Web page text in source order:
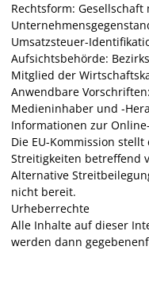
Rechtsform:
Umsatzsteuer-
Aufsichtsbehörde:
Mitglied der
Anwendbare
Medieninhaber und -
Informationen zur
Die EU-Kommission
Streitigkeiten betreffend
Alternative
nicht bereit.
Urheberrechte
Alle Inhalte auf dieser
werden dann